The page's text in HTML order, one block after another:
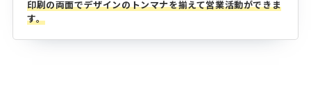
印刷の両面でデザインのトンマナを揃えて営業活動ができま
す。